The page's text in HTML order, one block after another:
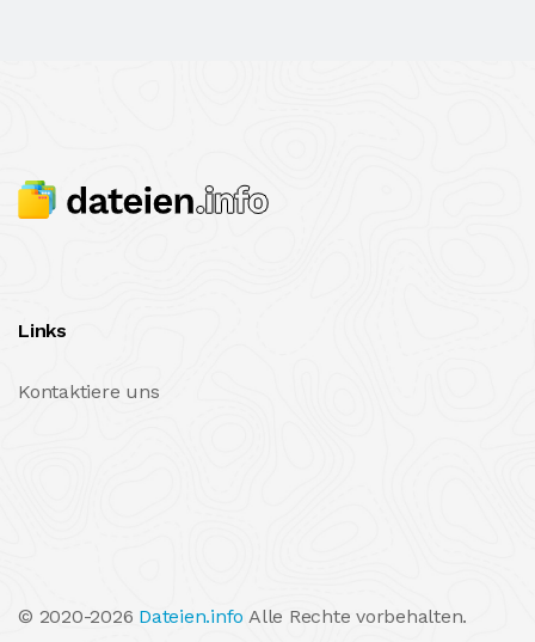
Links
Kontaktiere uns
© 2020-2026 Dateien.info Alle Rechte vorbehalten.